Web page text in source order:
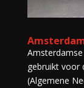
gebruikt voor
(Algemene